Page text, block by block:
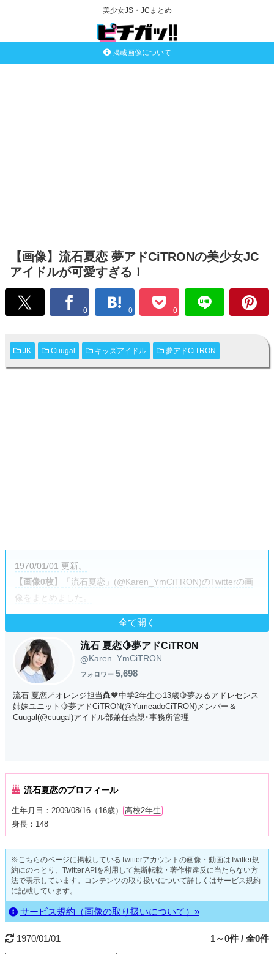
美少女JS・JCまとめ
掲載画像について
【画像】流石夏恋 夢アドCiTRONの美少女JC
アイドルが可愛すぎる！
0 0 0
JK Cuugal キッズアイドル 夢アドCiTRON
1970/01/01 更新。
【画像0枚】
「流石夏恋」(@Karen_YmCiTRON)のTwitterの画
像をまとめました。
全て開く
流石 夏恋🍋夢アドCiTRON
@Karen_YmCiTRON
フォロワー 5,698
流石 夏恋🪄オレンジ担当👸🧡中学2年生🍊13歳🍋夢みるアドレセンス
姉妹ユニット🍋夢アドCiTRON(@YumeadoCiTRON)メンバー＆
Cuugal(@cuugal)アイドル部兼任📩親･事務所管理
流石夏恋のプロフィール
生年月日：2009/08/16（16歳）
高校2年生
身長：148
※こちらのページに掲載しているTwitterアカウントの画像・動画はTwitter規
約にのっとり、Twitter APIを利用して無断転載・著作権違反に当たらない方
法で表示しています。コンテンツの取り扱いについて詳しくはサービス規約
に記載しています。
サービス規約（画像の取り扱いについて）»
1970/01/01 1～0件 / 全0件